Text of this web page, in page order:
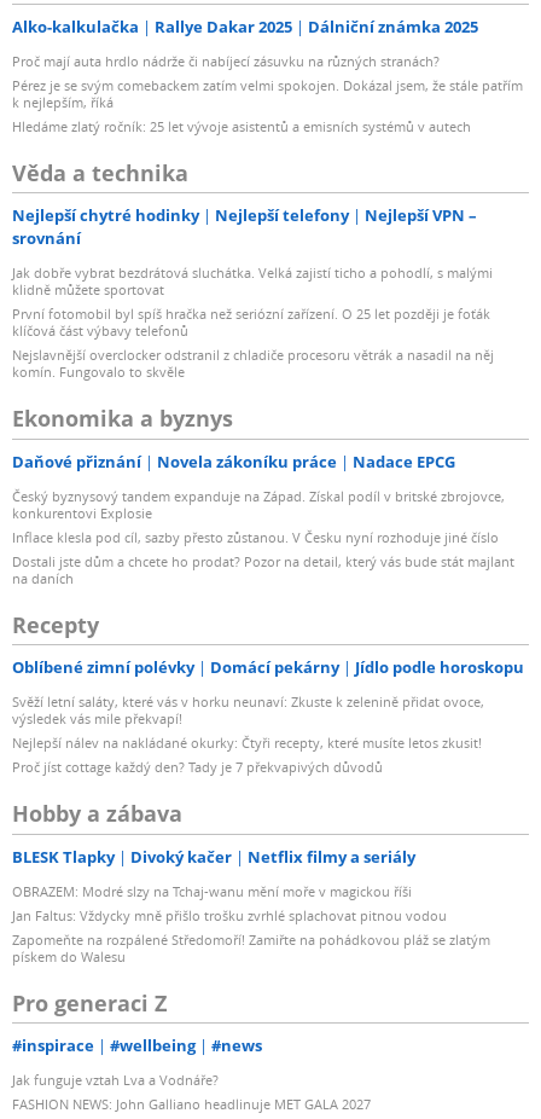
Alko-kalkulačka Rallye Dakar 2025 Dálniční známka 2025
Proč mají auta hrdlo nádrže či nabíjecí zásuvku na různých stranách?
Pérez je se svým comebackem zatím velmi spokojen. Dokázal jsem, že stále patřím
k nejlepším, říká
Hledáme zlatý ročník: 25 let vývoje asistentů a emisních systémů v autech
Věda a technika
Nejlepší chytré hodinky Nejlepší telefony
Nejlepší VPN –
srovnání
Jak dobře vybrat bezdrátová sluchátka. Velká zajistí ticho a pohodlí, s malými
klidně můžete sportovat
První fotomobil byl spíš hračka než seriózní zařízení. O 25 let později je foťák
klíčová část výbavy telefonů
Nejslavnější overclocker odstranil z chladiče procesoru větrák a nasadil na něj
komín. Fungovalo to skvěle
Ekonomika a byznys
Daňové přiznání Novela zákoníku práce Nadace EPCG
Český byznysový tandem expanduje na Západ. Získal podíl v britské zbrojovce,
konkurentovi Explosie
Inflace klesla pod cíl, sazby přesto zůstanou. V Česku nyní rozhoduje jiné číslo
Dostali jste dům a chcete ho prodat? Pozor na detail, který vás bude stát majlant
na daních
Recepty
Oblíbené zimní polévky Domácí pekárny Jídlo podle horoskopu
Svěží letní saláty, které vás v horku neunaví: Zkuste k zelenině přidat ovoce,
výsledek vás mile překvapí!
Nejlepší nálev na nakládané okurky: Čtyři recepty, které musíte letos zkusit!
Proč jíst cottage každý den? Tady je 7 překvapivých důvodů
Hobby a zábava
BLESK Tlapky Divoký kačer Netflix filmy a seriály
OBRAZEM: Modré slzy na Tchaj-wanu mění moře v magickou říši
Jan Faltus: Vždycky mně přišlo trošku zvrhlé splachovat pitnou vodou
Zapomeňte na rozpálené Středomoří! Zamiřte na pohádkovou pláž se zlatým
pískem do Walesu
Pro generaci Z
#inspirace #wellbeing #news
Jak funguje vztah Lva a Vodnáře?
FASHION NEWS: John Galliano headlinuje MET GALA 2027